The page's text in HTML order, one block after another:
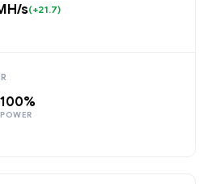
s(+21.7)
100%
POWER